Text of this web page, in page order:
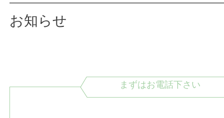
お知らせ
まずはお電話下さい